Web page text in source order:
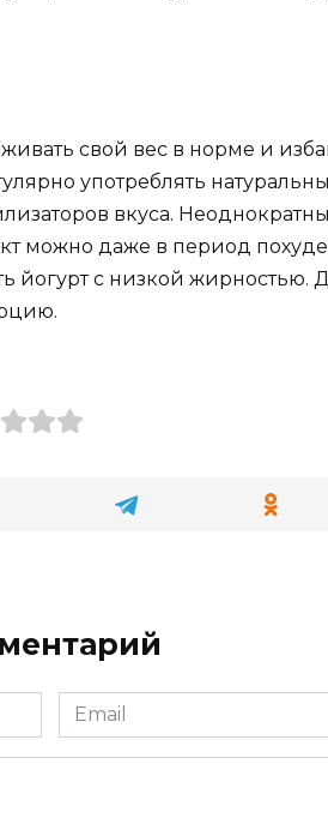
свой вес в норме и
употреблять
вкуса.
можно даже в период
йогурт с низкой жирностью.
Email
*